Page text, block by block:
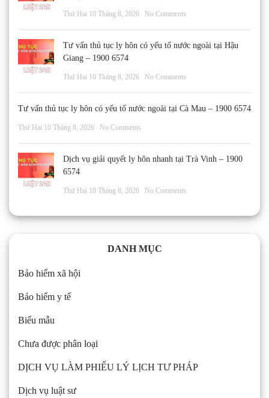
Thứ Hai 10 Tháng 8, 2026 No Comments
Tư vấn thủ tục ly hôn có yếu tố nước ngoài tại Hậu
Giang – 1900 6574
Thứ Hai 10 Tháng 8, 2026 No Comments
Tư vấn thủ tục ly hôn có yếu tố nước ngoài tại Cà Mau – 1900 6574
Thứ Hai 10 Tháng 8, 2026 No Comments
Dịch vụ giải quyết ly hôn nhanh tại Trà Vinh – 1900
6574
Thứ Hai 10 Tháng 8, 2026 No Comments
DANH MỤC
Bảo hiểm xã hội
Bảo hiểm y tế
Biểu mẫu
Chưa được phân loại
DỊCH VỤ LÀM PHIẾU LÝ LỊCH TƯ PHÁP
Dịch vụ luật sư